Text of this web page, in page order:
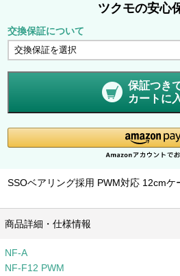
ツクモの安心
交換保証について
保証つき
カートに
SSOベアリング採用 PWM対応 12cmケ
商品詳細・仕様情報
NF-A
NF-F12 PWM